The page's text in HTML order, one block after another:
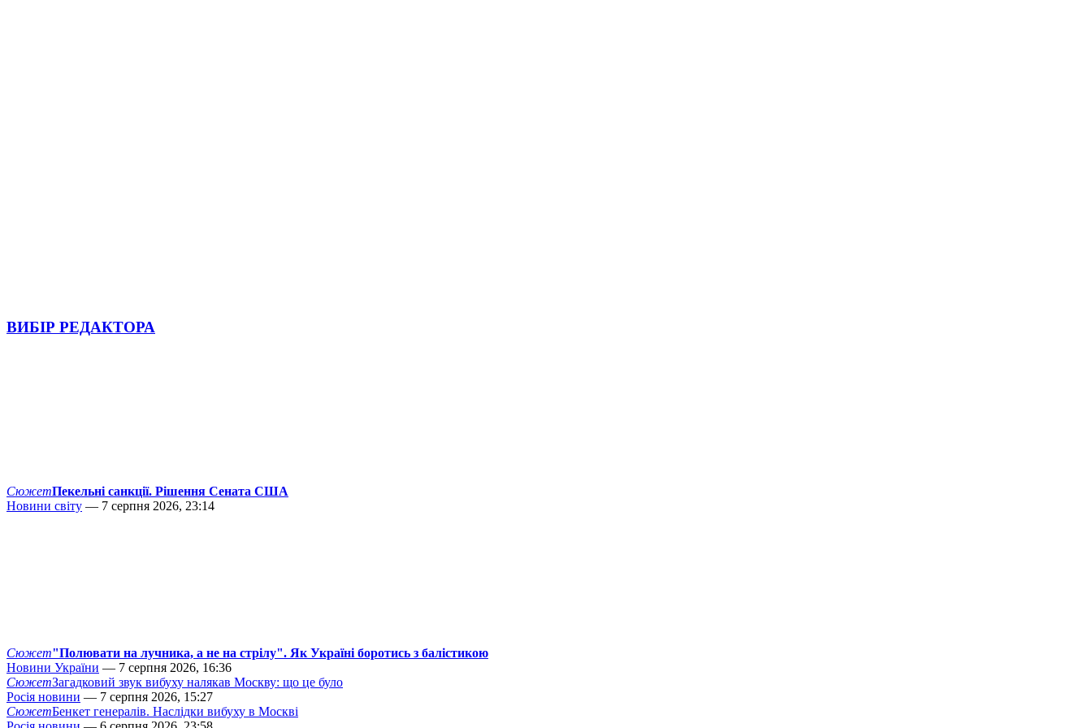
ВИБІР РЕДАКТОРА
СюжетПекельні санкції. Рішення Сената США
Новини світу — 7 серпня 2026, 23:14
Сюжет"Полювати на лучника, а не на стрілу". Як Україні боротись з балістикою
Новини України — 7 серпня 2026, 16:36
СюжетЗагадковий звук вибуху налякав Москву: що це було
Росія новини — 7 серпня 2026, 15:27
СюжетБенкет генералів. Наслідки вибуху в Москві